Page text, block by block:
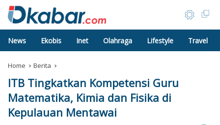
News Ekobis Inet Olahraga Lifestyle Travel
Home Berita
ITB Tingkatkan Kompetensi Guru
Matematika, Kimia dan Fisika di
Kepulauan Mentawai